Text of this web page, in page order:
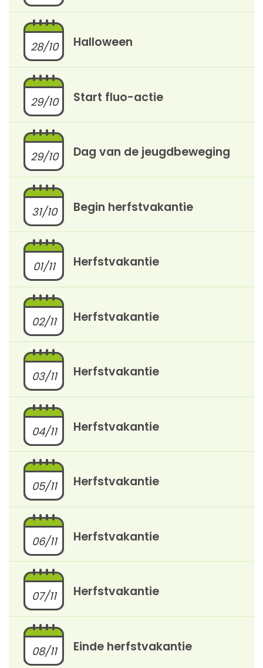
28/10 Halloween
29/10 Start fluo-actie
29/10 Dag van de jeugdbeweging
31/10 Begin herfstvakantie
01/11 Herfstvakantie
02/11 Herfstvakantie
03/11 Herfstvakantie
04/11 Herfstvakantie
05/11 Herfstvakantie
06/11 Herfstvakantie
07/11 Herfstvakantie
08/11 Einde herfstvakantie